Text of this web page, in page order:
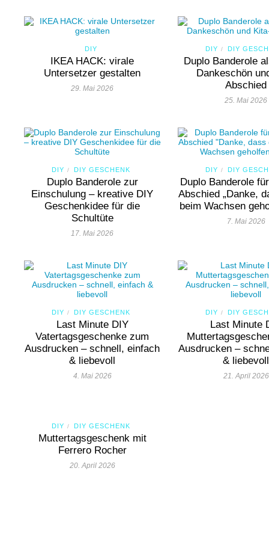
DIY
IKEA HACK: virale
Untersetzer gestalten
29. Mai 2026
DIY / DIY
Duplo Banderole
Dankeschön
Abschied
25. Mai 2026
DIY / DIY GESCHENK
Duplo Banderole zur
Einschulung – kreative DIY
Geschenkidee für die
Schultüte
17. Mai 2026
DIY / DIY
Duplo Banderole
Abschied „Danke,
beim Wachsen
7. Mai 2026
DIY / DIY GESCHENK
Last Minute DIY
Vatertagsgeschenke zum
Ausdrucken – schnell, einfach
& liebevoll
4. Mai 2026
DIY / DIY
Last Minute
Ausdrucken –
& liebevoll
21. April 2026
DIY / DIY GESCHENK
Muttertagsgeschenk mit
Ferrero Rocher
20. April 2026